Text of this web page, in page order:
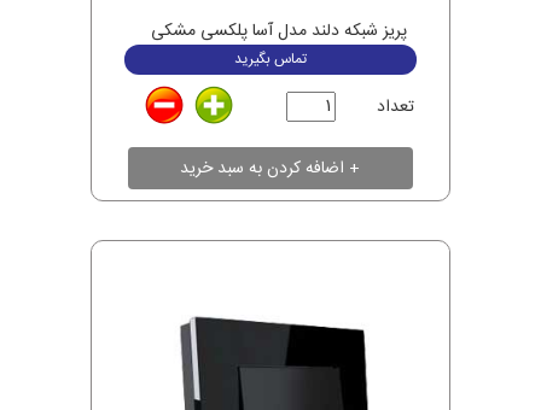
پریز شبکه دلند مدل آسا پلکسی مشکی
تماس بگیرید
تعداد